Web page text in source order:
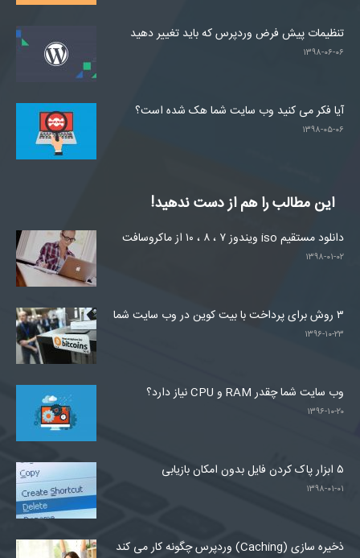
تنظیمات پیش فرض وردپرس که باید تغییر دهید
۱۳۹۸-۰۶-۰۶
آیا فکر می کنید وب سایت شما هک شده است؟
۱۳۹۸-۰۵-۰۶
این مطالب را هم از دست ندهید!
دانلود مستقیم iso ویندوز ۷ ، ۸ ، ۱۰ از ماکروسافت
۱۳۹۸-۰۱-۰۲
۳ روش برای پرداخت با بیت کوین در وب سایت شما
۱۳۹۶-۱۰-۲۳
وب سایت شما چقدر RAM و CPU نیاز دارد؟
۱۳۹۶-۱۰-۲۰
۵ ابزار پاک کردن فایل بدون امکان بازیابی
۱۳۹۸-۰۱-۰۱
ذخیره سازی (Caching) وردپرس چگونه کار می کند